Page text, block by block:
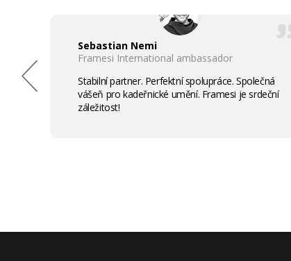
Sebastian Nemi
Framesi International ambassador
Stabilní partner. Perfektní spolupráce. Společná
vášeň pro kadeřnické umění. Framesi je srdeční
záležitost!